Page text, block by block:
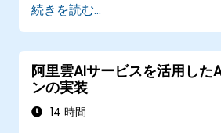
できる
自動化された顧客対応プロ
化できる
続きを読む...
阿里雲AIサービスを活用した
ンの実装
14 時間